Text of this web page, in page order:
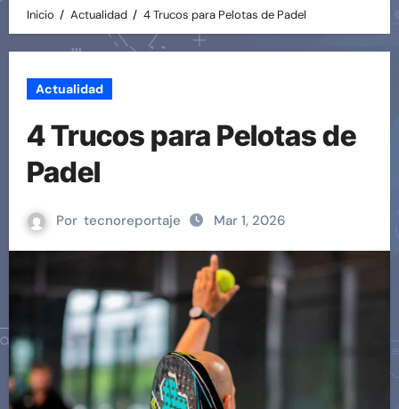
Inicio Actualidad 4 Trucos para Pelotas de Padel
Actualidad
4 Trucos para Pelotas de
Padel
Por tecnoreportaje Mar 1, 2026